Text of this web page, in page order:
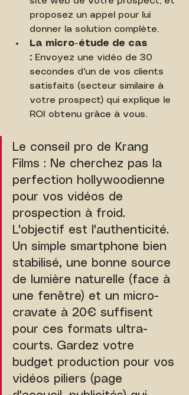
proposez un appel pour lui
donner la solution complète.
La micro-étude de cas
: Envoyez une vidéo de 30
secondes d'un de vos clients
satisfaits (secteur similaire à
votre prospect) qui explique le
ROI obtenu grâce à vous.
Le conseil pro de Krang
Films : Ne cherchez pas la
perfection hollywoodienne
pour vos vidéos de
prospection à froid.
L'objectif est l'authenticité.
Un simple smartphone bien
stabilisé, une bonne source
de lumière naturelle (face à
une fenêtre) et un micro-
cravate à 20€ suffisent
pour ces formats ultra-
courts. Gardez votre
budget production pour vos
vidéos piliers (page